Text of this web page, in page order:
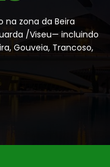
na zona da Beira
/Viseu— incluindo
Gouveia, Trancoso,